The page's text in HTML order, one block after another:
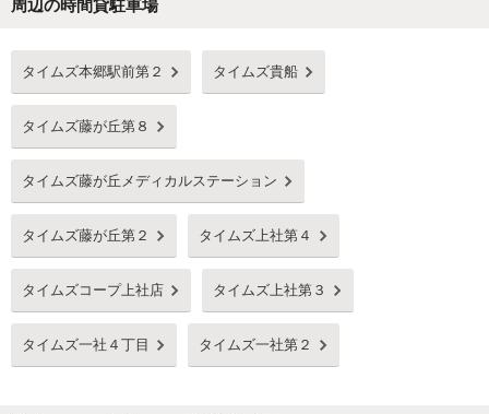
周辺の時間貸駐車場
タイムズ本郷駅前第２ タイムズ貴船
タイムズ藤が丘第８
タイムズ藤が丘メディカルステーション
タイムズ藤が丘第２ タイムズ上社第４
タイムズコープ上社店 タイムズ上社第３
タイムズ一社４丁目 タイムズ一社第２